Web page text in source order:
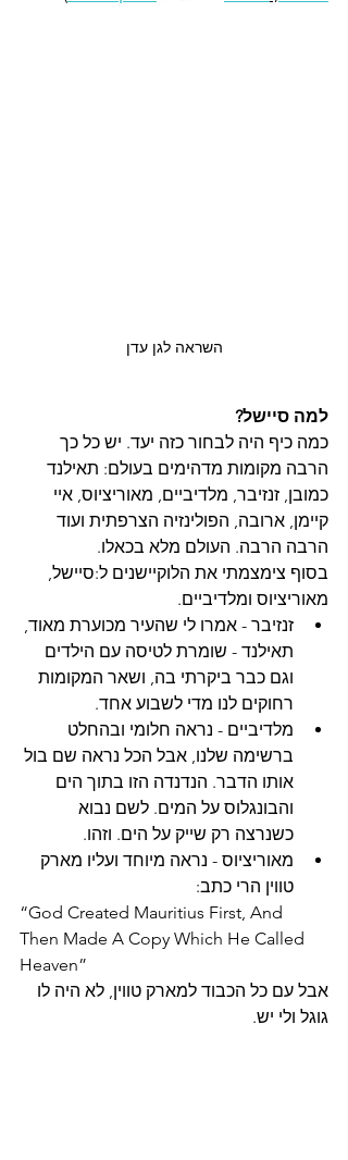
השראה לגן עדן
למה סיישל?
כמה כיף היה לבחור כזה יעד. יש כל כך
הרבה מקומות מדהימים בעולם: תאילנד
כמובן, זנזיבר, מלדיביים, מאוריציוס, איי
קיימן, ארובה, הפולינזיה הצרפתית ועוד
הרבה הרבה. העולם מלא בכאלו.
בסוף צימצמתי את הלוקיישנים ל:סיישל,
מאוריציוס ומלדיביים.
זנזיבר - אמרו לי שהעיר מכוערת מאוד,
תאילנד - שומרת לטיסה עם הילדים
וגם כבר ביקרתי בה, ושאר המקומות
רחוקים לנו מדי לשבוע אחד.
מלדיביים - נראה חלומי ובהחלט
ברשימה שלנו, אבל הכל נראה שם בול
אותו הדבר. הנדנדה הזו בתוך הים
והבונגלוס על המים. לשם נבוא
כשנרצה רק שייק על הים. וזהו.
מאוריציוס - נראה מיוחד ועליו מארק
טווין הרי כתב:
“God Created Mauritius First, And
Then Made A Copy Which He Called
Heaven”
אבל עם כל הכבוד למארק טווין, לא היה לו
גוגל ולי יש.